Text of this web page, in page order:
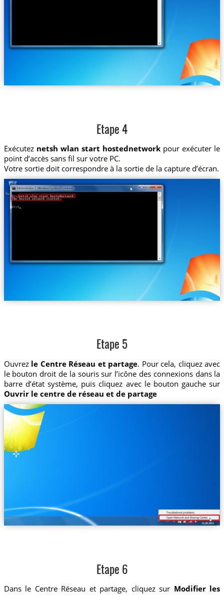
Etape 4
Exécutez netsh wlan start hostednetwork pour exécuter le
point d’accès sans fil sur votre PC.
Votre sortie doit correspondre à la sortie de la capture d’écran.
Etape 5
Ouvrez le Centre Réseau et partage. Pour cela, cliquez avec
le bouton droit de la souris sur l’icône des connexions dans la
barre d’état système, puis cliquez avec le bouton gauche sur
Ouvrir le centre de réseau et de partage
Etape 6
Dans le Centre Réseau et partage, cliquez sur Modifier les